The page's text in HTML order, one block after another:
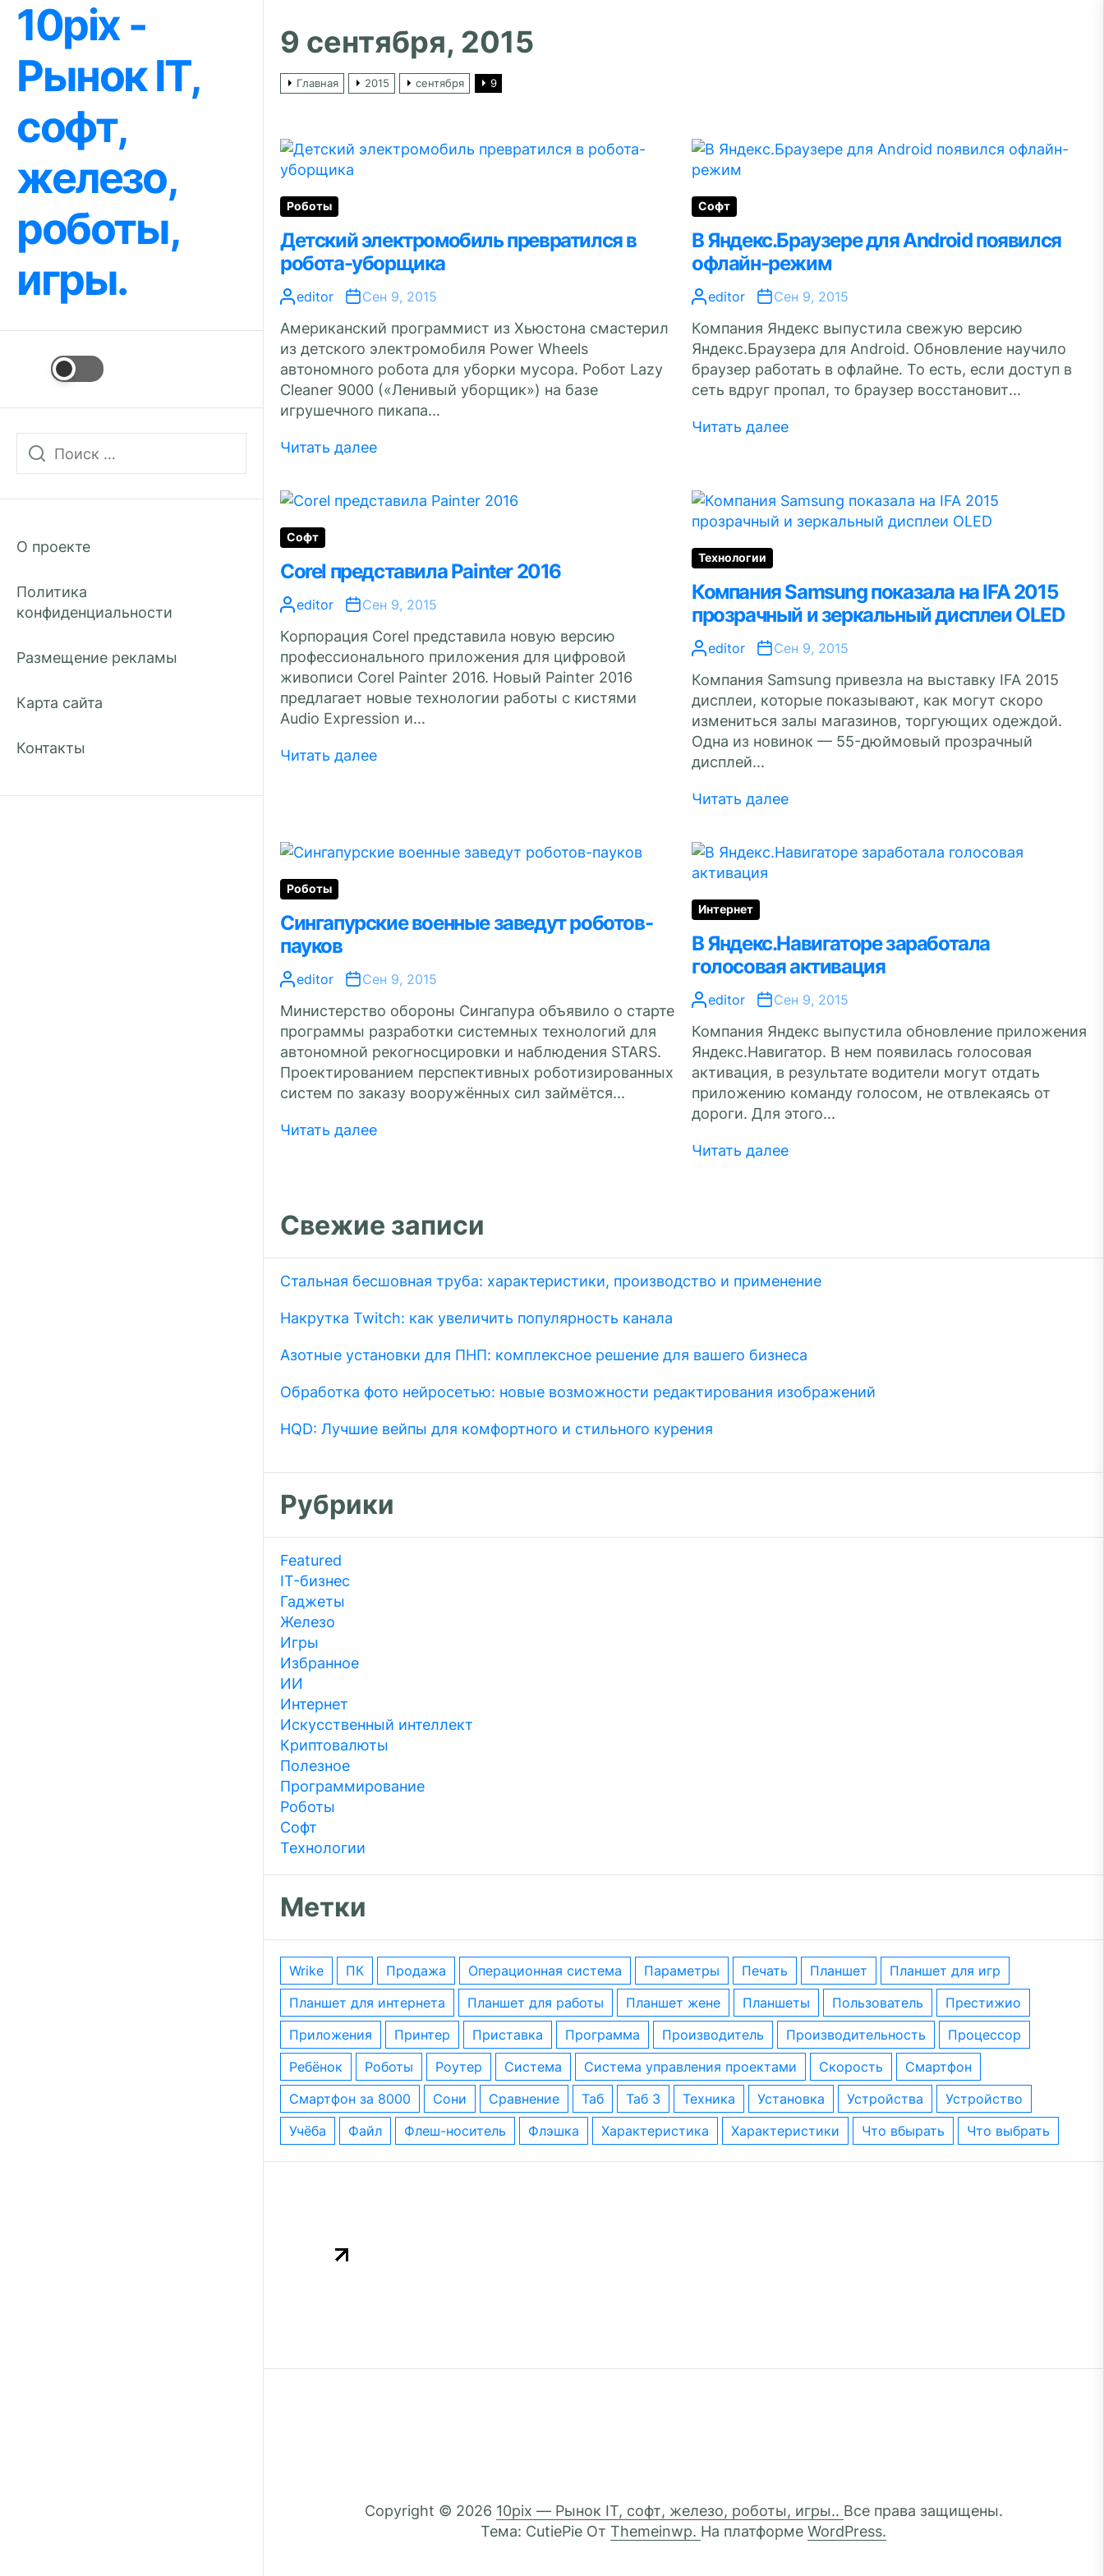
Перейти
содержимому
10pix -
Рынок IT,
софт,
железо,
роботы,
игры.
О проекте
Политика
конфиденциальности
Размещение рекламы
Карта сайта
Контакты
9 сентября, 2015
Главная 2015 сентября 9
Роботы
Детский электромобиль превратился в
робота-уборщика
editor Сен 9, 2015
Американский программист из Хьюстона смастерил
из детского электромобиля Power Wheels
автономного робота для уборки мусора. Робот Lazy
Cleaner 9000 («Ленивый уборщик») на базе
игрушечного пикапа...
Читать далее
Софт
В Яндекс.Браузере для Android появился
офлайн-режим
editor Сен 9, 2015
Компания Яндекс выпустила свежую версию
Яндекс.Браузера для Android. Обновление научило
браузер работать в офлайне. То есть, если доступ в
сеть вдруг пропал, то браузер восстановит...
Читать далее
Софт
Corel представила Painter 2016
editor Сен 9, 2015
Корпорация Corel представила новую версию
профессионального приложения для цифровой
живописи Corel Painter 2016. Новый Painter 2016
предлагает новые технологии работы с кистями
Audio Expression и...
Читать далее
Технологии
Компания Samsung показала на IFA 2015
прозрачный и зеркальный дисплеи OLED
editor Сен 9, 2015
Компания Samsung привезла на выставку IFA 2015
дисплеи, которые показывают, как могут скоро
измениться залы магазинов, торгующих одеждой.
Одна из новинок — 55-дюймовый прозрачный
дисплей...
Читать далее
Роботы
Сингапурские военные заведут роботов-
пауков
editor Сен 9, 2015
Министерство обороны Сингапура объявило о старте
программы разработки системных технологий для
автономной рекогносцировки и наблюдения STARS.
Проектированием перспективных роботизированных
систем по заказу вооружённых сил займётся...
Читать далее
Интернет
В Яндекс.Навигаторе заработала
голосовая активация
editor Сен 9, 2015
Компания Яндекс выпустила обновление приложения
Яндекс.Навигатор. В нем появилась голосовая
активация, в результате водители могут отдать
приложению команду голосом, не отвлекаясь от
дороги. Для этого...
Читать далее
Свежие записи
Стальная бесшовная труба: характеристики, производство и применение
Накрутка Twitch: как увеличить популярность канала
Азотные установки для ПНП: комплексное решение для вашего бизнеса
Обработка фото нейросетью: новые возможности редактирования изображений
HQD: Лучшие вейпы для комфортного и стильного курения
Рубрики
Featured
IT-бизнес
Гаджеты
Железо
Игры
Избранное
ИИ
Интернет
Искусственный интеллект
Криптовалюты
Полезное
Программирование
Роботы
Софт
Технологии
Метки
wrike ПК Продажа операционная система параметры печать планшет
планшет для игр
планшет для интернета
планшет для работы планшет жене планшеты пользователь
престижио
приложения
принтер приставка программа производитель производительность
процессор
ребёнок
роботы роутер система система управления проектами скорость
смартфон
смартфон за 8000
сони сравнение таб таб 3 техника установка устройства
устройство
учёба
файл флеш-носитель флэшка характеристика характеристики что вбырать что выбрать
Copyright © 2026 10pix — Рынок IT, софт, железо, роботы, игры.. Все права защищены.
Тема: CutiePie От Themeinwp. На платформе WordPress.